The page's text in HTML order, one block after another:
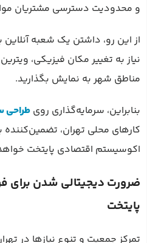
و محدودیت دسترسی مشتریان
از این رو، داشتن یک شعبه
نیاز به تغییر مکان فیزیکی،
مناطق شهر به نمایش بگذارید.
بنابراین، سرمایه‌گذاری روی طراحی
کارهای محلی تهران، تضمین‌کننده
اکوسیستم اقتصادی پایتخت
ضرورت دیجیتالی شدن برای
پایتخت
تمرکز جمعیت و تنوع نیازها در